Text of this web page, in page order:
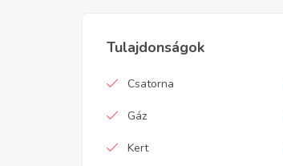
Tulajdonságok
Csatorna
Gáz
Kert